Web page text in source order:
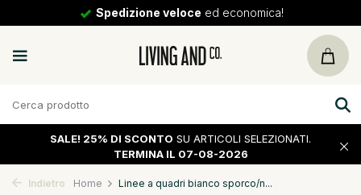
Spedizione veloce ed economica!
SALE! 25% DI SCONTO SU ARTICOLI SELEZIONATI.
TERMINA IL 07-08-2026
Indietro Home Linee a quadri bianco sporco/n...